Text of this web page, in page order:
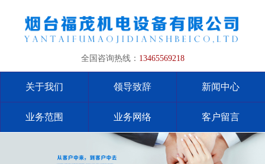
全国咨询热线： 13465569218
关于我们 领导致辞 新闻中心
业务范围 业务网络 客户留言